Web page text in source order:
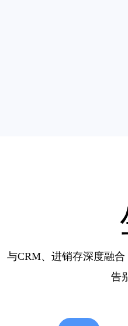
与CRM、进销存深度融
告